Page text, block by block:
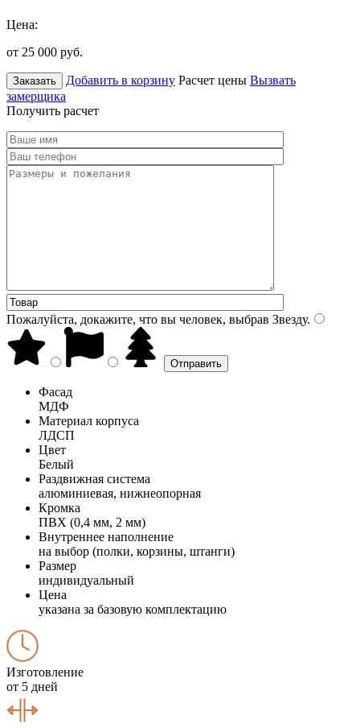
Цена:
от 25 000 руб.
Заказать Добавить в корзину Расчет цены Вызвать
замерщика
Получить расчет
Пожалуйста, докажите, что вы человек, выбрав Звезду.
Фасад
МДФ
Материал корпуса
ЛДСП
Цвет
Белый
Раздвижная система
алюминиевая, нижнеопорная
Кромка
ПВХ (0,4 мм, 2 мм)
Внутреннее наполнение
на выбор (полки, корзины, штанги)
Размер
индивидуальный
Цена
указана за базовую комплектацию
Изготовление
от 5 дней